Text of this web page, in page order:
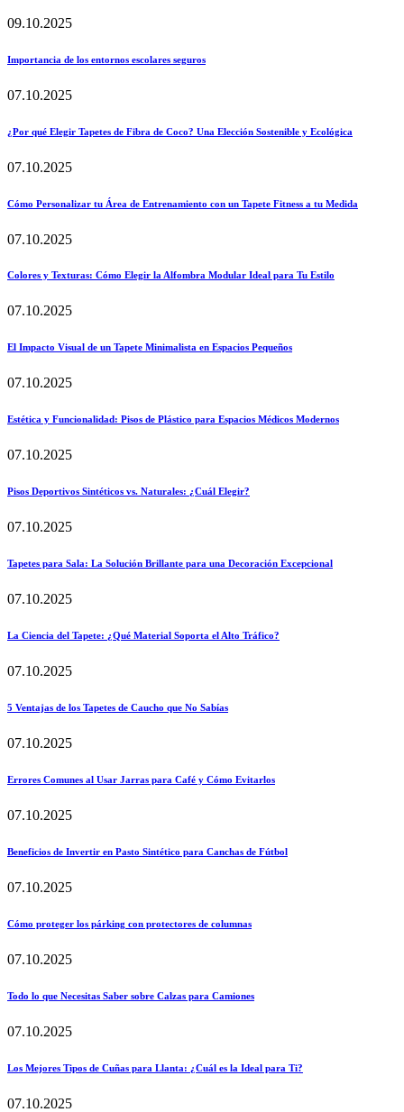
09.10.2025
Importancia de los entornos escolares seguros
07.10.2025
¿Por qué Elegir Tapetes de Fibra de Coco? Una Elección Sostenible y Ecológica
07.10.2025
Cómo Personalizar tu Área de Entrenamiento con un Tapete Fitness a tu Medida
07.10.2025
Colores y Texturas: Cómo Elegir la Alfombra Modular Ideal para Tu Estilo
07.10.2025
El Impacto Visual de un Tapete Minimalista en Espacios Pequeños
07.10.2025
Estética y Funcionalidad: Pisos de Plástico para Espacios Médicos Modernos
07.10.2025
Pisos Deportivos Sintéticos vs. Naturales: ¿Cuál Elegir?
07.10.2025
Tapetes para Sala: La Solución Brillante para una Decoración Excepcional
07.10.2025
La Ciencia del Tapete: ¿Qué Material Soporta el Alto Tráfico?
07.10.2025
5 Ventajas de los Tapetes de Caucho que No Sabías
07.10.2025
Errores Comunes al Usar Jarras para Café y Cómo Evitarlos
07.10.2025
Beneficios de Invertir en Pasto Sintético para Canchas de Fútbol
07.10.2025
Cómo proteger los párking con protectores de columnas
07.10.2025
Todo lo que Necesitas Saber sobre Calzas para Camiones
07.10.2025
Los Mejores Tipos de Cuñas para Llanta: ¿Cuál es la Ideal para Ti?
07.10.2025